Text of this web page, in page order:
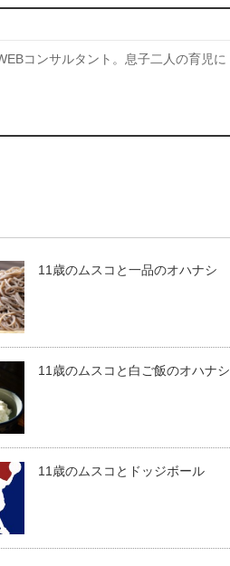
コンサルタント。息子二人の育児に
11歳のムスコと一品のオハナシ
11歳のムスコと白ご飯のオハナシ
11歳のムスコとドッジボール